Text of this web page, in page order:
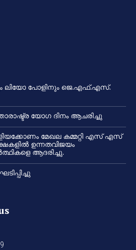
ലിയോ പോളിനും ജെ.എഫ്.എസ്.
യോഗ ദിനം ആചരിച്ചു
മേഖല കമ്മറ്റി എസ് എസ്
ഉന്നതവിജയം
ആദരിച്ചു.